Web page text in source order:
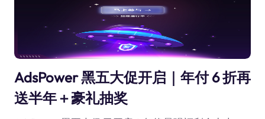
AdsPower 黑五大促开启｜年付 6 折再
送半年＋豪礼抽奖